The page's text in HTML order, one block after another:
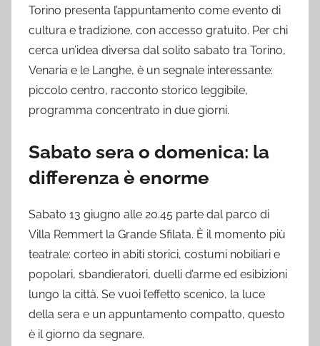
Torino presenta l’appuntamento come evento di
cultura e tradizione, con accesso gratuito. Per chi
cerca un’idea diversa dal solito sabato tra Torino,
Venaria e le Langhe, è un segnale interessante:
piccolo centro, racconto storico leggibile,
programma concentrato in due giorni.
Sabato sera o domenica: la
differenza è enorme
Sabato 13 giugno alle 20.45 parte dal parco di
Villa Remmert la Grande Sfilata. È il momento più
teatrale: corteo in abiti storici, costumi nobiliari e
popolari, sbandieratori, duelli d’arme ed esibizioni
lungo la città. Se vuoi l’effetto scenico, la luce
della sera e un appuntamento compatto, questo
è il giorno da segnare.